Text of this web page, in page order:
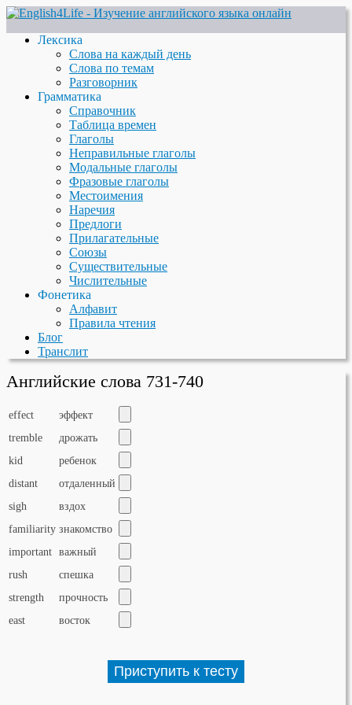
Лексика
Слова на каждый день
Слова по темам
Разговорник
Грамматика
Справочник
Таблица времен
Глаголы
Неправильные глаголы
Модальные глаголы
Фразовые глаголы
Местоимения
Наречия
Предлоги
Прилагательные
Союзы
Существительные
Числительные
Фонетика
Алфавит
Правила чтения
Блог
Транслит
Английские слова 731-740
effect
эффект
tremble
дрожать
kid
ребенок
distant
отдаленный
sigh
вздох
familiarity знакомство
important важный
rush
спешка
strength
прочность
east
восток
Приступить к тесту